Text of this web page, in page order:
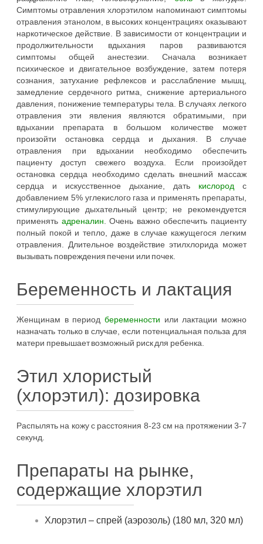
Симптомы отравления хлорэтилом напоминают симптомы
отравления этанолом, в высоких концентрациях оказывают
наркотическое действие. В зависимости от концентрации и
продолжительности вдыхания паров развиваются
симптомы общей анестезии. Сначала возникает
психическое и двигательное возбуждение, затем потеря
сознания, затухание рефлексов и расслабление мышц,
замедление сердечного ритма, снижение артериального
давления, понижение температуры тела. В случаях легкого
отравления эти явления являются обратимыми, при
вдыхании препарата в большом количестве может
произойти остановка сердца и дыхания. В случае
отравления при вдыхании необходимо обеспечить
пациенту доступ свежего воздуха. Если произойдет
остановка сердца необходимо сделать внешний массаж
сердца и искусственное дыхание, дать кислород с
добавлением 5% углекислого газа и применять препараты,
стимулирующие дыхательный центр; не рекомендуется
применять адреналин. Очень важно обеспечить пациенту
полный покой и тепло, даже в случае кажущегося легким
отравления. Длительное воздействие этилхлорида может
вызывать повреждения печени или почек.
Беременность и лактация
Женщинам в период беременности или лактации можно
назначать только в случае, если потенциальная польза для
матери превышает возможный риск для ребенка.
Этил хлористый
(хлорэтил): дозировка
Распылять на кожу с расстояния 8-23 см на протяжении 3-7
секунд.
Препараты на рынке,
содержащие хлорэтил
Хлорэтил – спрей (аэрозоль) (180 мл, 320 мл)